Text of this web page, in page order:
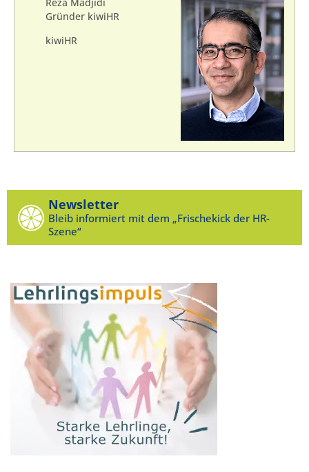
Reza Madjidi
Gründer kiwiHR
kiwiHR
Newsletter
Bleib informiert mit dem „Frischekick der HR-
Szene“